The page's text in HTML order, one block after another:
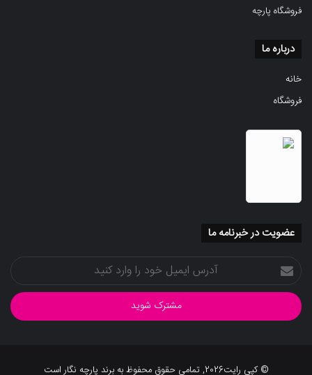
فروشگاه پارچه
درباره ما
خانه
فروشگاه
عضویت در خبرنامه ما
آدرس
ایمیل
خود
را
وارد
© کپی رایت2026, تمامی حقوق محفوظ به برند پارچه نگار است